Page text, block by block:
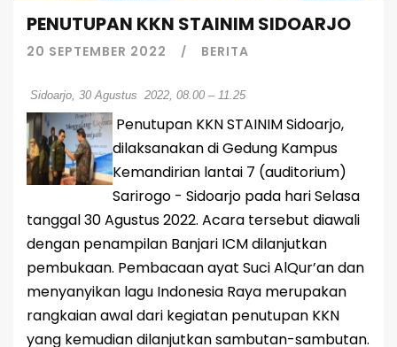
PENUTUPAN KKN STAINIM SIDOARJO
20 SEPTEMBER 2022 BERITA
Sidoarjo, 30 Agustus 2022, 08.00 – 11.25
Penutupan KKN STAINIM Sidoarjo,
dilaksanakan di Gedung Kampus
Kemandirian lantai 7 (auditorium)
Sarirogo - Sidoarjo pada hari Selasa
tanggal 30 Agustus 2022. Acara tersebut diawali
dengan penampilan Banjari ICM dilanjutkan
pembukaan. Pembacaan ayat Suci AlQur’an dan
menyanyikan lagu Indonesia Raya merupakan
rangkaian awal dari kegiatan penutupan KKN
yang kemudian dilanjutkan sambutan-sambutan.